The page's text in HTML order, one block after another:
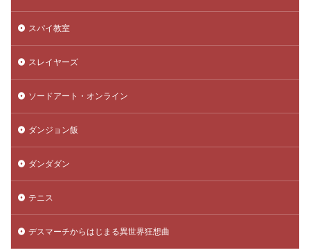
スパイ教室
スレイヤーズ
ソードアート・オンライン
ダンジョン飯
ダンダダン
テニス
デスマーチからはじまる異世界狂想曲